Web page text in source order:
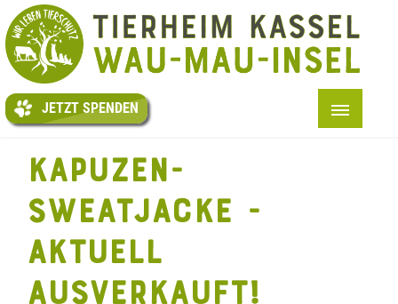
JETZT
SPENDEN
JETZT SPENDEN
ÜBER UNS
TIERE
HELFEN
TAFEL
KAPUZEN-
SWEATJACKE -
AKTUELL
AUSVERKAUFT!